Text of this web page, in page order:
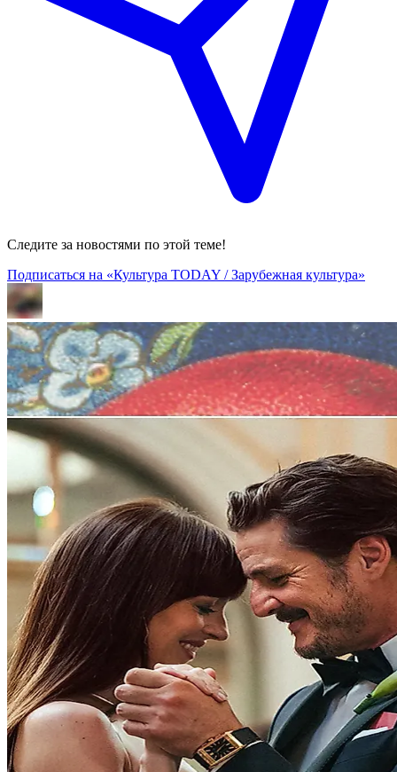
Следите за новостями по этой теме!
Подписаться на «Культура TODAY / Зарубежная культура»